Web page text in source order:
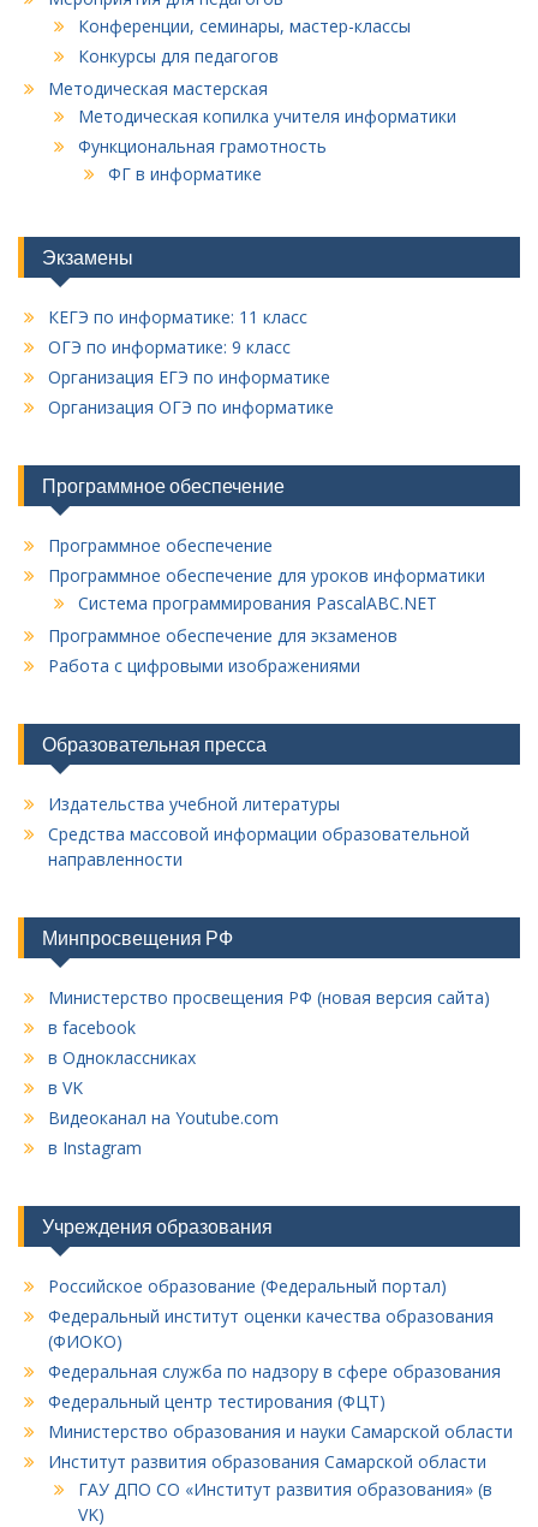
Конференции, семинары, мастер-классы
Конкурсы для педагогов
Методическая мастерская
Методическая копилка учителя информатики
Функциональная грамотность
ФГ в информатике
Экзамены
КЕГЭ по информатике: 11 класс
ОГЭ по информатике: 9 класс
Организация ЕГЭ по информатике
Организация ОГЭ по информатике
Программное обеспечение
Программное обеспечение
Программное обеспечение для уроков информатики
Система программирования PascalABC.NET
Программное обеспечение для экзаменов
Работа с цифровыми изображениями
Образовательная пресса
Издательства учебной литературы
Средства массовой информации образовательной
направленности
Минпросвещения РФ
Министерство просвещения РФ (новая версия сайта)
в facebook
в Одноклассниках
в VK
Видеоканал на Youtube.com
в Instagram
Учреждения образования
Российское образование (Федеральный портал)
Федеральный институт оценки качества образования
(ФИОКО)
Федеральная служба по надзору в сфере образования
Федеральный центр тестирования (ФЦТ)
Министерство образования и науки Самарской области
Институт развития образования Самарской области
ГАУ ДПО СО «Институт развития образования» (в
VK)